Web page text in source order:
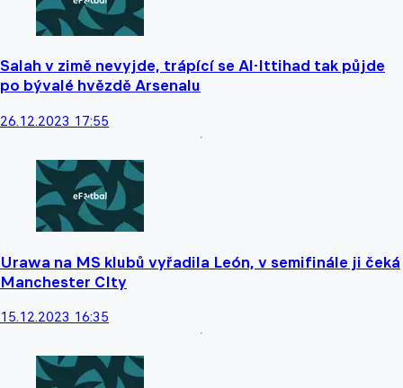
Salah v zimě nevyjde, trápící se Al-Ittihad tak půjde
po bývalé hvězdě Arsenalu
26.12.2023 17:55
Urawa na MS klubů vyřadila León, v semifinále ji čeká
Manchester CIty
15.12.2023 16:35